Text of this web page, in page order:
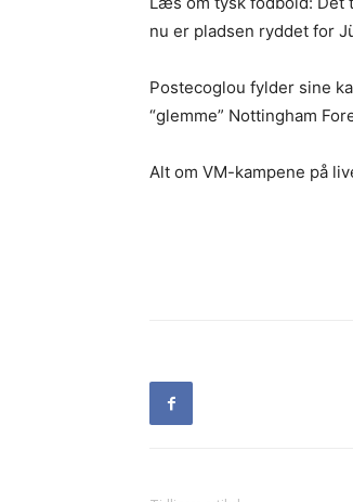
nu er pladsen ryddet for
Postecoglou fylder sine
“glemme” Nottingham
Alt om VM-kampene på